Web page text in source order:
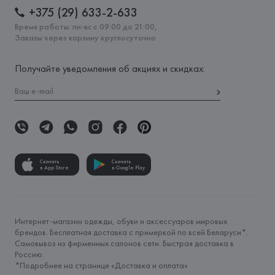
+375 (29) 633-2-633
Время работы: пн-вс с 09:00 до 21:00,
Заказы через корзину круглосуточно
Получайте уведомления об акциях и скидках:
Скачать
в App Store
Скачать
в Google Play
Интернет-магазин одежды, обуви и аксессуаров мировых
брендов. Бесплатная доставка с примеркой по всей Беларуси*.
Самовывоз из фирменных салонов сети. Быстрая доставка в
Россию.
*Подробнее на странице «Доставка и оплата»